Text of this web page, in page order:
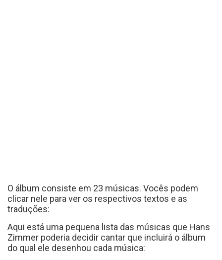
O álbum consiste em 23 músicas. Vocês podem
clicar nele para ver os respectivos textos e as
traduções:
Aqui está uma pequena lista das músicas que Hans
Zimmer poderia decidir cantar que incluirá o álbum
do qual ele desenhou cada música: